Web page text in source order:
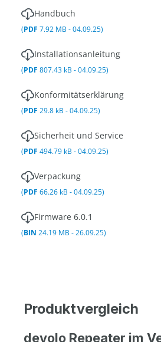
Handbuch
(PDF 7.92 MB - 04.09.25)
Installationsanleitung
(PDF 807.43 kB - 04.09.25)
Konformitätserklärung
(PDF 29.8 kB - 04.09.25)
Sicherheit und Service
(PDF 494.79 kB - 04.09.25)
Verpackung
(PDF 66.26 kB - 04.09.25)
Firmware 6.0.1
(BIN 24.19 MB - 26.09.25)
Produktvergleich
devolo Repeater im